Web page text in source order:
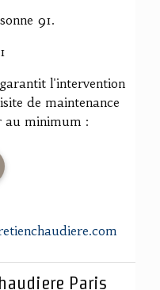
91.
l'intervention
de maintenance
au minimum :
Paris